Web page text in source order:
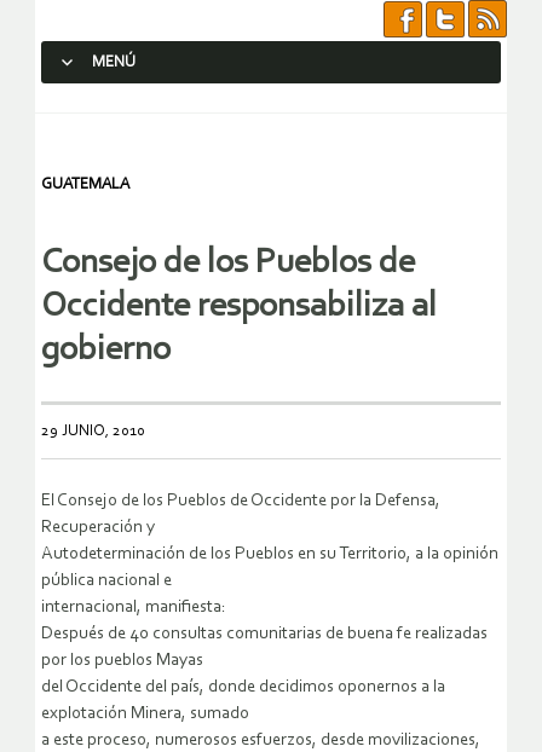
MENÚ
GUATEMALA
Consejo de los Pueblos de
Occidente responsabiliza al
gobierno
29 JUNIO, 2010
El Consejo de los Pueblos de Occidente por la Defensa,
Recuperación y
Autodeterminación de los Pueblos en su Territorio, a la opinión
pública nacional e
internacional, manifiesta:
Después de 40 consultas comunitarias de buena fe realizadas
por los pueblos Mayas
del Occidente del país, donde decidimos oponernos a la
explotación Minera, sumado
a este proceso, numerosos esfuerzos, desde movilizaciones,